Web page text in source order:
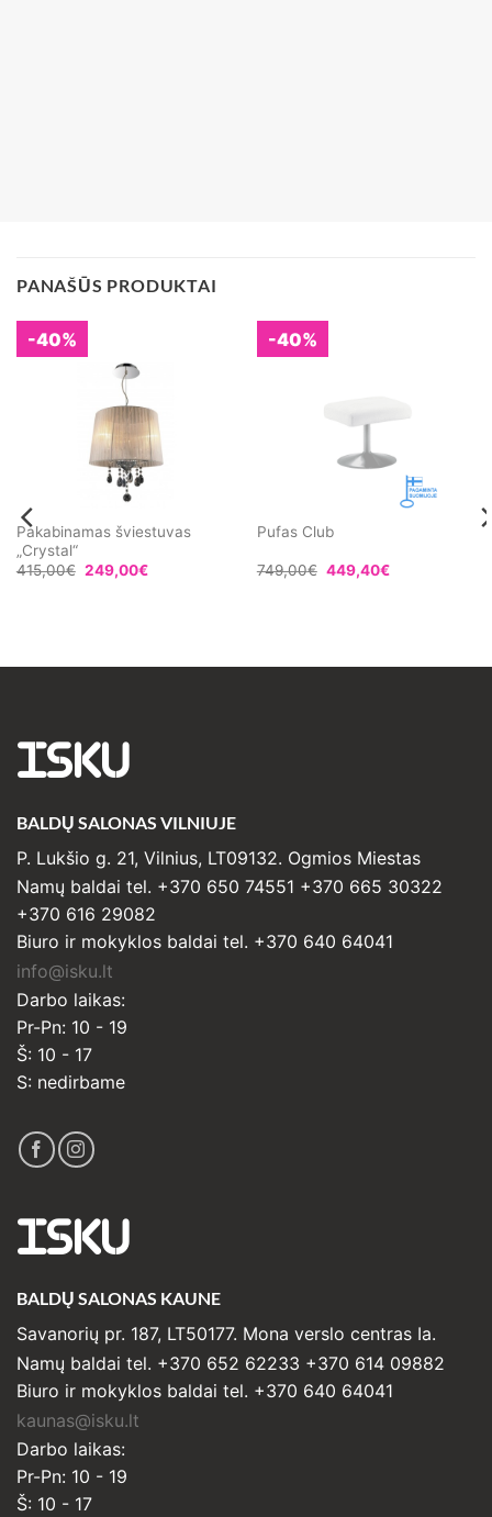
PANAŠŪS PRODUKTAI
-40%
Pakabinamas šviestuvas
„Crystal“
415,00€ 249,00€
-40%
Pufas Club
749,00€ 449,40€
ISKU
BALDŲ SALONAS VILNIUJE
P. Lukšio g. 21, Vilnius, LT09132. Ogmios Miestas
Namų baldai tel. +370 650 74551 +370 665 30322
+370 616 29082
Biuro ir mokyklos baldai tel. +370 640 64041
info@isku.lt
Darbo laikas:
Pr-Pn: 10 - 19
Š: 10 - 17
S: nedirbame
ISKU
BALDŲ SALONAS KAUNE
Savanorių pr. 187, LT50177. Mona verslo centras Ia.
Namų baldai tel. +370 652 62233 +370 614 09882
Biuro ir mokyklos baldai tel. +370 640 64041
kaunas@isku.lt
Darbo laikas:
Pr-Pn: 10 - 19
Š: 10 - 17